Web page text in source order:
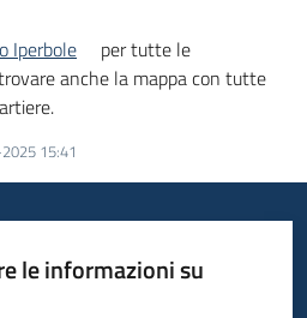
Iperbole
per tutte le
anche la mappa con tutte
15:41
le informazioni su